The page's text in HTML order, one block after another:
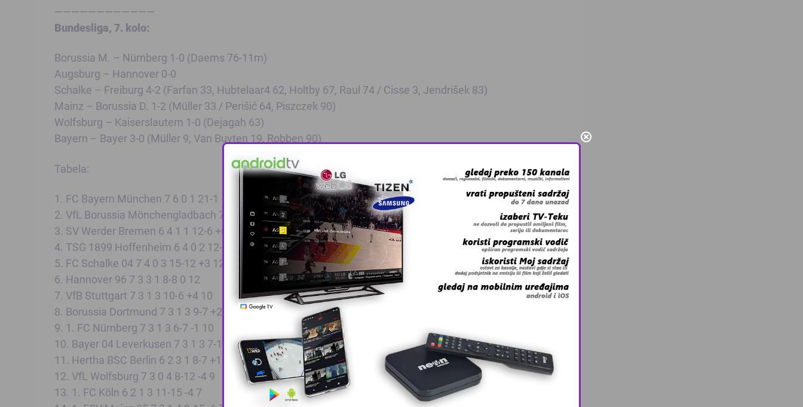
————————————
Bundesliga, 7. kolo:
Borussia M. – Nürnberg 1-0 (Daems 76-11m)
Augsburg – Hannover 0-0
Schalke – Freiburg 4-2 (Farfan 33, Hubtelaar4 62, Holtby 67, Raul 74 / Cisse 3, Jendrišek 83)
Mainz – Borussia D. 1-2 (Müller 33 / Perišić 64, Piszczek 90)
Wolfsburg – Kaiserslautern 1-0 (Dejagah 63)
Bayern – Bayer 3-0 (Müller 9, Van Buyten 19, Robben 90)
Tabela:
1. FC Bayern München 7 6 0 1 21-1 +20 18
2. VfL Borussia Mönchengladbach 7 5 1 1 9-3 +6 16
3. SV Werder Bremen 6 4 1 1 12-6 +6 13
4. TSG 1899 Hoffenheim 6 4 0 2 12-5 +7 12
5. FC Schalke 04 7 4 0 3 15-12 +3 12
6. Hannover 96 7 3 3 1 8-8 0 12
7. VfB Stuttgart 7 3 1 3 10-6 +4 10
8. Borussia Dortmund 7 3 1 3 9-7 +2 10
9. 1. FC Nürnberg 7 3 1 3 6-7 -1 10
10. Bayer 04 Leverkusen 7 3 1 3 7-10 -3 10
11. Hertha BSC Berlin 6 2 3 1 8-7 +1 9
12. VfL Wolfsburg 7 3 0 4 8-12 -4 9
13. 1. FC Köln 6 2 1 3 11-15 -4 7